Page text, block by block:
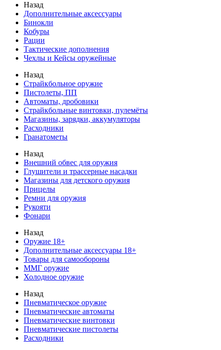
Назад
Дополнительные аксессуары
Бинокли
Кобуры
Рации
Тактические дополнения
Чехлы и Кейсы оружейные
Назад
Страйкбольное оружие
Пистолеты, ПП
Автоматы, дробовики
Страйкбольные винтовки, пулемёты
Магазины, зарядки, аккумуляторы
Расходники
Гранатометы
Назад
Внешний обвес для оружия
Глушители и трассерные насадки
Магазины для детского оружия
Прицелы
Ремни для оружия
Рукояти
Фонари
Назад
Оружие 18+
Дополнительные аксессуары 18+
Товары для самообороны
ММГ оружие
Холодное оружие
Назад
Пневматическое оружие
Пневматические автоматы
Пневматические винтовки
Пневматические пистолеты
Расходники